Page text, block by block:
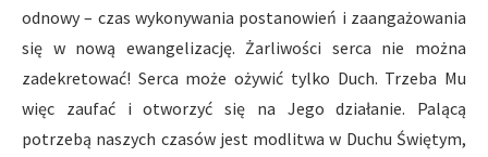
odnowy – czas wykonywania postanowień i zaangażowania
się w nową ewangelizację. Żarliwości serca nie można
zadekretować! Serca może ożywić tylko Duch. Trzeba Mu
więc zaufać i otworzyć się na Jego działanie. Palącą
potrzebą naszych czasów jest modlitwa w Duchu Świętym,